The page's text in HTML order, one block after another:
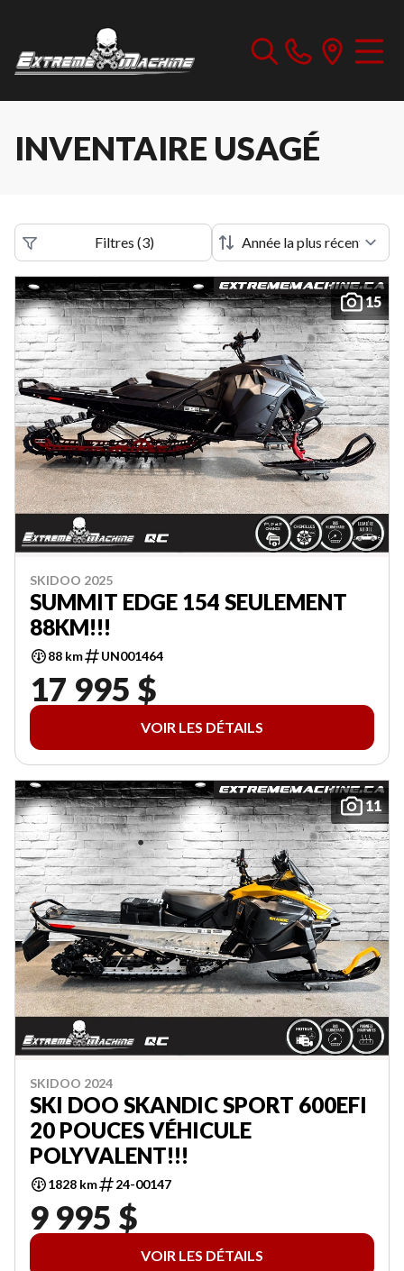
INVENTAIRE USAGÉ
Filtres (3)
15
SKIDOO 2025
SUMMIT EDGE 154 SEULEMENT
88KM!!!
88 km UN001464
17 995 $
VOIR LES DÉTAILS
11
SKIDOO 2024
SKI DOO SKANDIC SPORT 600EFI
20 POUCES VÉHICULE
POLYVALENT!!!
1828 km 24-00147
9 995 $
VOIR LES DÉTAILS